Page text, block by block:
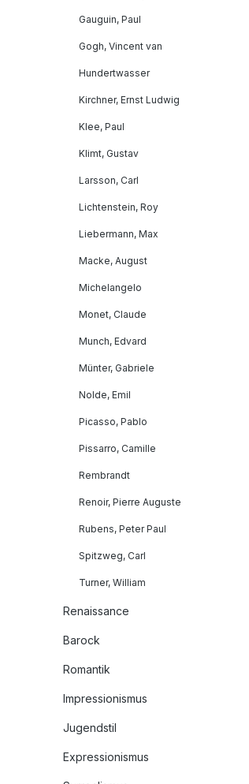
Gauguin, Paul
Gogh, Vincent van
Hundertwasser
Kirchner, Ernst Ludwig
Klee, Paul
Klimt, Gustav
Larsson, Carl
Lichtenstein, Roy
Liebermann, Max
Macke, August
Michelangelo
Monet, Claude
Munch, Edvard
Münter, Gabriele
Nolde, Emil
Picasso, Pablo
Pissarro, Camille
Rembrandt
Renoir, Pierre Auguste
Rubens, Peter Paul
Spitzweg, Carl
Turner, William
Renaissance
Barock
Romantik
Impressionismus
Jugendstil
Expressionismus